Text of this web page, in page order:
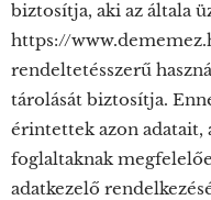
biztosítja, aki az általa
https://
rendeltetésszerű
tárolását biztosítja.
érintettek azon adatait,
foglaltaknak
adatkezelő